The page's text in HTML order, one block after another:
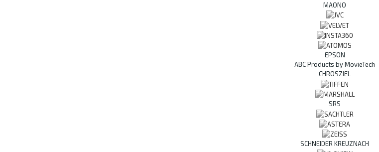
MAONO
EPSON
ABC Products by MovieTech
CHROSZIEL
SRS
SCHNEIDER KREUZNACH